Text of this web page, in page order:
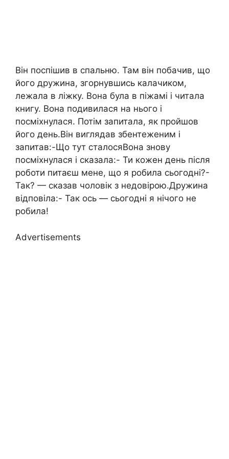
Він поспішив в спальню. Там він побачив, що
його дружина, згорнувшись калачиком,
лежала в ліжку. Вона була в піжамі і читала
книгу. Вона подивилася на нього і
посміхнулася. Потім запитала, як пройшов
його день.Він виглядав збентеженим і
запитав:-Що тут сталосяВона знову
посміхнулася і сказала:- Ти кожен день після
роботи питаєш мене, що я робила сьогодні?-
Так? — сказав чоловік з недовірою.Дружина
відповіла:- Так ось — сьогодні я нічого не
робила!
Advertisements